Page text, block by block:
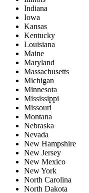
Indiana
Iowa
Kansas
Kentucky
Louisiana
Maine
Maryland
Massachusetts
Michigan
Minnesota
Mississippi
Missouri
Montana
Nebraska
Nevada
New Hampshire
New Jersey
New Mexico
New York
North Carolina
North Dakota